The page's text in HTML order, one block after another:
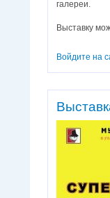
галереи.
Выставку
Войдите на